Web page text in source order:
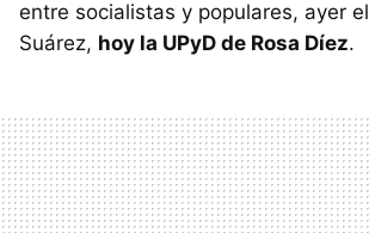
entre socialistas y populares, ayer el
Suárez, hoy la UPyD de Rosa Díez.